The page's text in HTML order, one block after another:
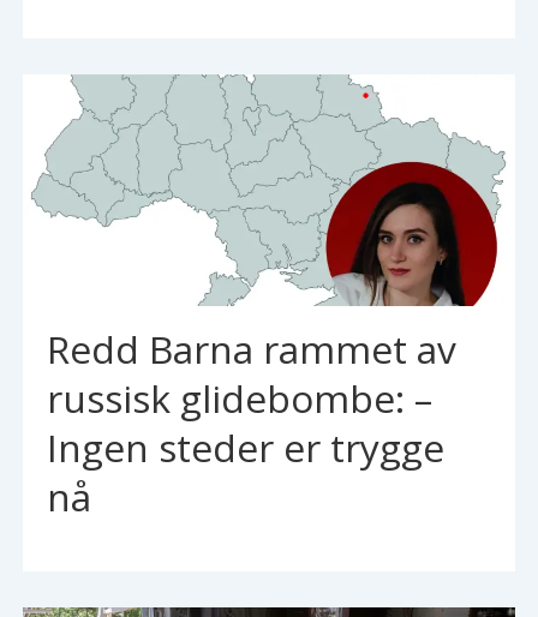
Redd Barna rammet av
russisk glidebombe: –
Ingen steder er trygge
nå